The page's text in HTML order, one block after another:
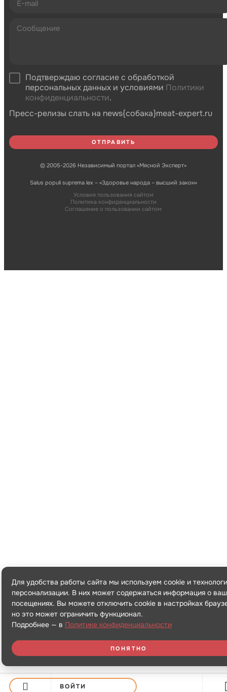
ВОЙТИ
Подтверждаю согласие с обработкой
персональных данных и условиями Политики
конфиденциальности.
Пресс-релизы слать на news{собака}meat-expert.ru
© 2005-2026 Независимый портал «Мясной Эксперт»
Salus populi suprema lex – «Здоровье народа – высший закон»
Условия пользования сайтом
Политика конфиденциальности
Соглашение о пользовании сайтом
Для удобства работы сайта мы используем cookie и
персонализации. В них может содержаться информация о
посещениях. Вы можете отключить cookie в настройках
но это может ограничить функционал.
Подробнее — в Политике конфиденциальности
ПОНЯТНО